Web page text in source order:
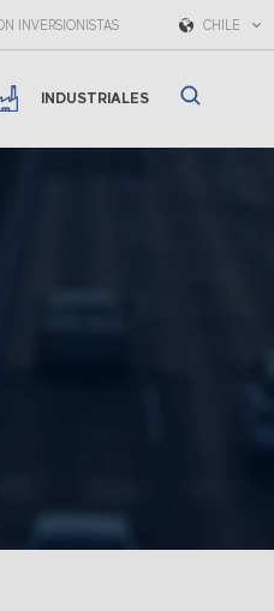
INVERSIONISTAS CHILE
INDUSTRIALES